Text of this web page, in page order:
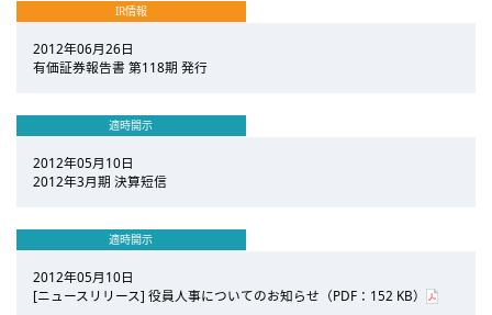
IR情報
2012年06月26日
有価証券報告書 第118期 発行
適時開示
2012年05月10日
2012年3月期 決算短信
適時開示
2012年05月10日
[ニュースリリース] 役員人事についてのお知らせ（PDF：152 KB）